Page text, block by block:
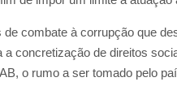
combate à corrupção que
concretização de direitos
o rumo a ser tomado pelo